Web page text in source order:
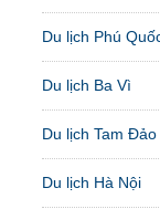
Du lịch Phú
Du lịch Ba Vì
Du lịch Tam Đảo
Du lịch Hà Nội